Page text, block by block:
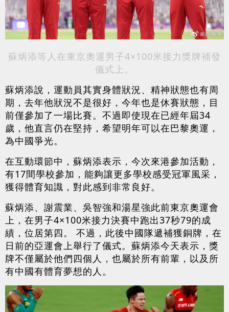
蘇炳添等人在東京奧運男子4×100米接力獎牌補發
儀式上。
蘇炳添說，運動員其實身體狀況、精神狀態也有周
期，去年他狀況不是很好，今年也是休賽狀態，目
前僅參加了一場比賽。不過即使現在已經年屆34
歲，他直言仍在堅持，希望明年可以在巴黎奧運，
為中國爭光。
在互動環節中，蘇炳添表示，今次來港參加活動，
有17間學校參加，能夠讓更多學校感受冠軍風采，
獲得體育知識，對此感到非常良好。
蘇炳添、謝震業、吳智強和湯星強此前東京奧運會
上，在男子4×100米接力決賽中跑出37秒79的成
績，位居第四。 不過，此後中國隊遞補獲銅牌，在
日前的亞運會上舉行了儀式。蘇炳添今天表示，獎
牌不僅屬於他們四個人，也屬於所有前輩，以及所
有中國有體育夢想的人。